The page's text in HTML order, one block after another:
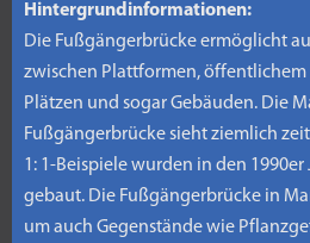
Hintergrundinformationen:
Die Fußgängerbrücke ermöglicht
zwischen Plattformen, öffentlichem
Plätzen und sogar Gebäuden. Die
Fußgängerbrücke sieht ziemlich
1: 1-Beispiele wurden in den
gebaut. Die Fußgängerbrücke in
um auch Gegenstände wie